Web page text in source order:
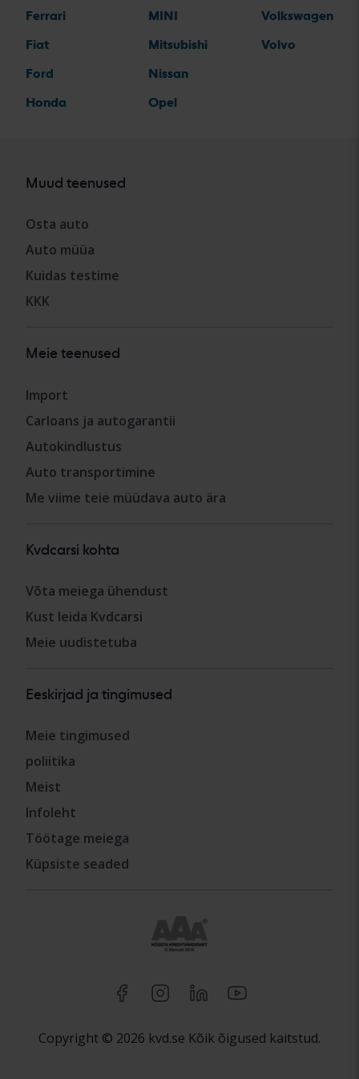
Ferrari
Fiat
Ford
Honda
MINI
Mitsubishi
Nissan
Opel
Volkswagen
Volvo
Muud teenused
Osta auto
Auto müüa
Kuidas testime
KKK
Meie teenused
Import
Carloans ja autogarantii
Autokindlustus
Auto transportimine
Me viime teie müüdava auto ära
Kvdcarsi kohta
Võta meiega ühendust
Kust leida Kvdcarsi
Meie uudistetuba
Eeskirjad ja tingimused
Meie tingimused
poliitika
Meist
Infoleht
Töötage meiega
Küpsiste seaded
Copyright © 2026 kvd.se Kõik õigused kaitstud.